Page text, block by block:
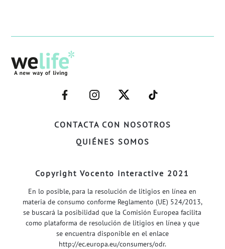
CONTACTA CON NOSOTROS
QUIÉNES SOMOS
–
FACEBOOK–
–
INSTAGRAM–
–
TWITTER–
–
WELIFE–
Copyright Vocento interactive 2021
En lo posible, para la resolución de litigios en línea en
materia de consumo conforme Reglamento (UE) 524/2013,
se buscará la posibilidad que la Comisión Europea facilita
como plataforma de resolución de litigios en línea y que
se encuentra disponible en el enlace
http://ec.europa.eu/consumers/odr.